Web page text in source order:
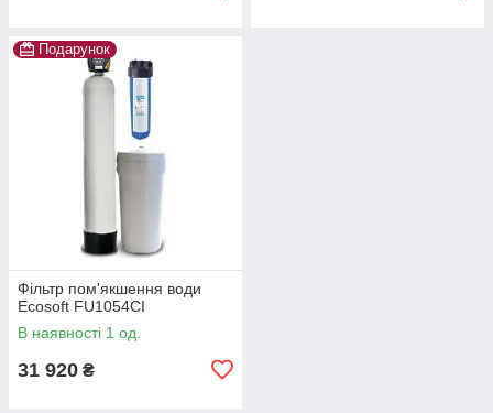
Подарунок
Фільтр пом'якшення води
Ecosoft FU1054CI
В наявності 1 од.
31 920 ₴